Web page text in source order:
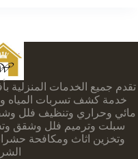
تقدم جميع الخدمات المنزلية
خدمة كشف تسربات
مائي وحراري وتنظيف فلل
سبلت وترميم فلل وشقق
وتخزين اثاث ومكافحة